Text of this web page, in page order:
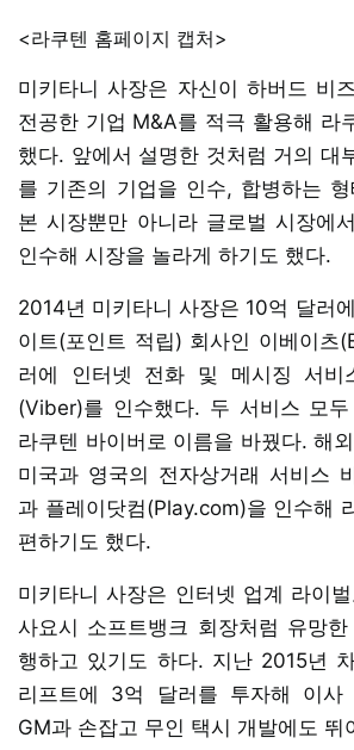
<라쿠텐 홈페이지 캡처>
미키타니 사장은 자신이 하버드 비
전공한 기업 M&A를 적극 활용해 라
했다. 앞에서 설명한 것처럼 거의 대
를 기존의 기업을 인수, 합병하는
본 시장뿐만 아니라 글로벌 시장에
인수해 시장을 놀라게 하기도 했다.
2014년 미키타니 사장은 10억 달러
이트(포인트 적립) 회사인 이베이츠
러에 인터넷 전화 및 메시징 서비
(Viber)를 인수했다. 두 서비스 모
라쿠텐 바이버로 이름을 바꿨다. 해
미국과 영국의 전자상거래 서비스
과 플레이닷컴(Play.com)을 인수해
편하기도 했다.
미키타니 사장은 인터넷 업계 라이
사요시 소프트뱅크 회장처럼 유망
행하고 있기도 하다. 지난 2015년
리프트에 3억 달러를 투자해 이사
GM과 손잡고 무인 택시 개발에도 뛰